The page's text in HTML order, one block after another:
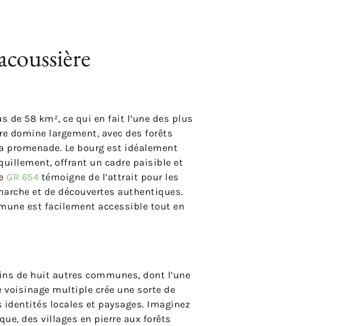
de 58 km², ce qui en fait l’une des plus
domine largement, avec des forêts
Le bourg est idéalement
offrant un cadre paisible et
GR 654 témoigne de l’attrait pour les
et de découvertes authentiques.
est facilement accessible tout en
de huit autres communes, dont l’une
voisinage multiple crée une sorte de
locales et paysages. Imaginez
des villages en pierre aux forêts